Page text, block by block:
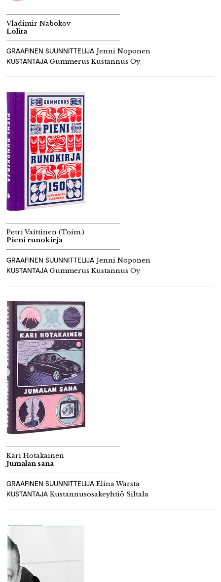
Vladimir Nabokov
Lolita
GRAAFINEN SUUNNITTELIJA Jenni Noponen
KUSTANTAJA Gummerus Kustannus Oy
Petri Vaittinen (Toim.)
Pieni runokirja
GRAAFINEN SUUNNITTELIJA Jenni Noponen
KUSTANTAJA Gummerus Kustannus Oy
Kari Hotakainen
Jumalan sana
GRAAFINEN SUUNNITTELIJA Elina Warsta
KUSTANTAJA Kustannusosakeyhtiö Siltala